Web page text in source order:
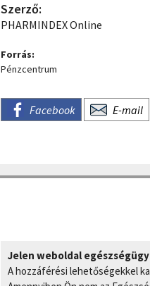
Szerző:
PHARMINDEX Online
Forrás:
Pénzcentrum
Facebook E-mail
Jelen weboldal
A hozzáférési lehetőségekkel